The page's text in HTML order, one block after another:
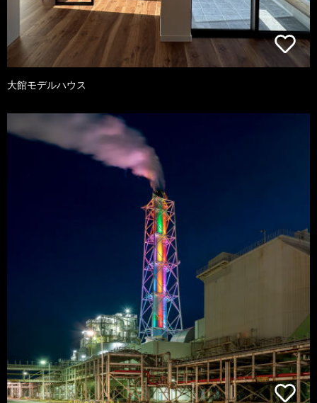
大館モデルハウス